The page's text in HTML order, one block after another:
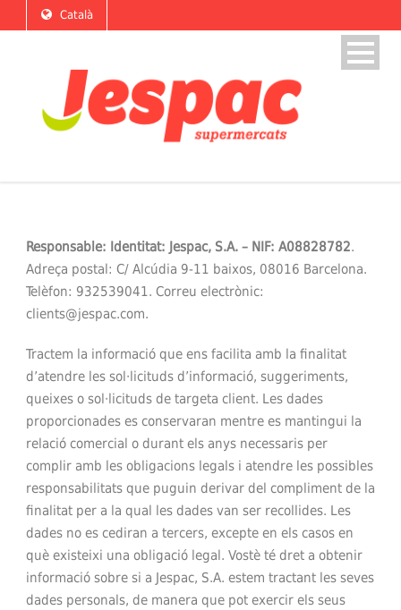
Català
Responsable: Identitat: Jespac, S.A. – NIF: A08828782.
Adreça postal: C/ Alcúdia 9-11 baixos, 08016 Barcelona.
Telèfon: 932539041. Correu electrònic:
clients@jespac.com.
Tractem la informació que ens facilita amb la finalitat
d’atendre les sol·licituds d’informació, suggeriments,
queixes o sol·licituds de targeta client. Les dades
proporcionades es conservaran mentre es mantingui la
relació comercial o durant els anys necessaris per
complir amb les obligacions legals i atendre les possibles
responsabilitats que puguin derivar del compliment de la
finalitat per a la qual les dades van ser recollides. Les
dades no es cediran a tercers, excepte en els casos en
què existeixi una obligació legal. Vostè té dret a obtenir
informació sobre si a Jespac, S.A. estem tractant les seves
dades personals, de manera que pot exercir els seus